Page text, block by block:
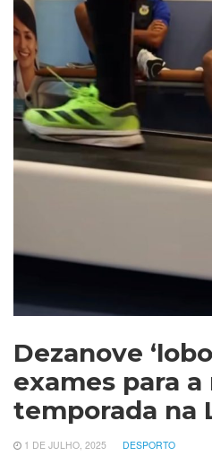
Dezanove
exames para a
temporada na
1 DE JULHO, 2025 DESPORTO